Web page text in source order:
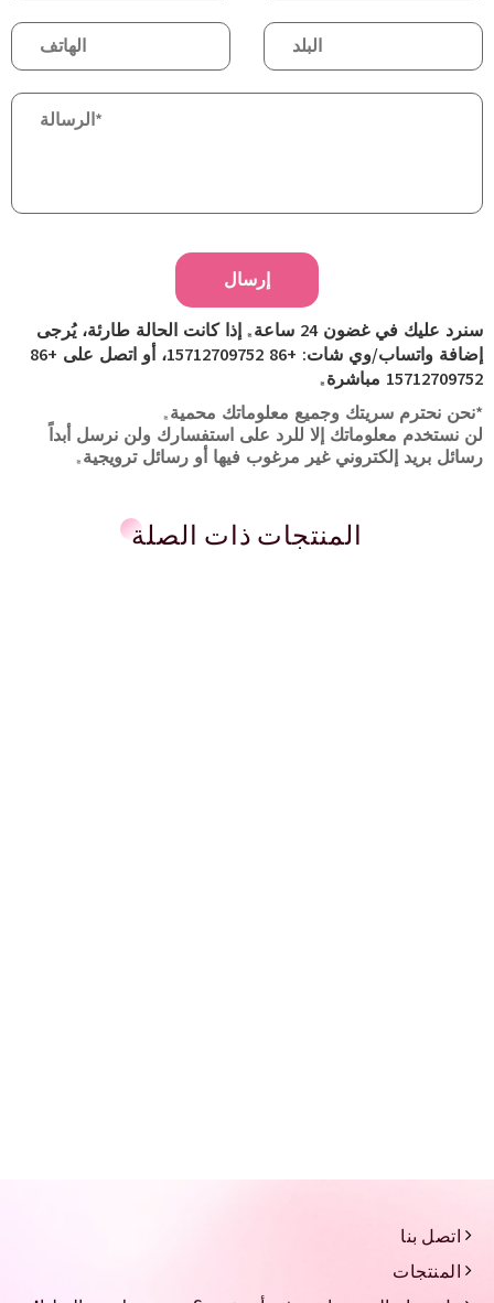
إرسال
سنرد عليك في غضون 24 ساعة. إذا كانت الحالة طارئة، يُرجى
إضافة واتساب/وي شات: +86 15712709752، أو اتصل على +86
15712709752 مباشرة.
*نحن نحترم سريتك وجميع معلوماتك محمية.
لن نستخدم معلوماتك إلا للرد على استفسارك ولن نرسل أبداً
رسائل بريد إلكتروني غير مرغوب فيها أو رسائل ترويجية.
المنتجات ذات الصلة
اتصل بنا
المنتجات